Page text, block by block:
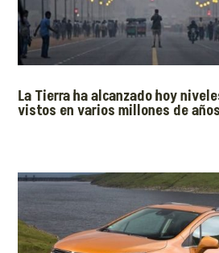
La Tierra ha alcanzado hoy
vistos en varios millones de años